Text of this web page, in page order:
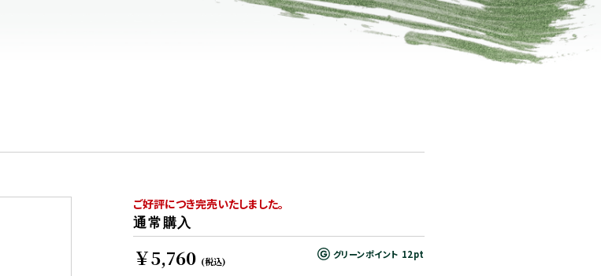
ご好評につき完売いたしました。
通常購入
￥5,760 (税込)
グリーンポイント 12pt